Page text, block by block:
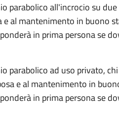
parabolico all'incrocio su
al mantenimento in buono
in prima persona se
parabolico ad uso privato,
e al mantenimento in
in prima persona se